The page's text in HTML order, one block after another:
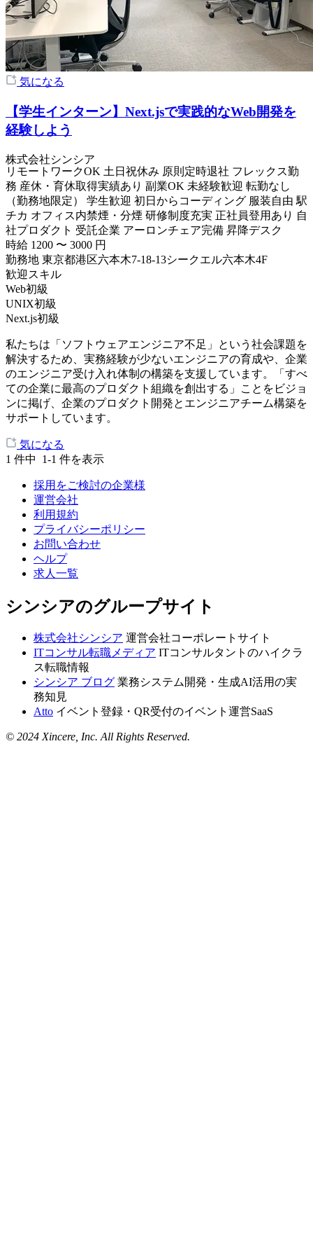
気になる
【学生インターン】Next.jsで実践的なWeb開発を
経験しよう
株式会社シンシア
リモートワークOK 土日祝休み 原則定時退社 フレックス勤
務 産休・育休取得実績あり 副業OK 未経験歓迎 転勤なし
（勤務地限定） 学生歓迎 初日からコーディング 服装自由 駅
チカ オフィス内禁煙・分煙 研修制度充実 正社員登用あり 自
社プロダクト 受託企業 アーロンチェア完備 昇降デスク
時給 1200 〜 3000 円
勤務地 東京都港区六本木7-18-13シークエル六本木4F
歓迎スキル
Web初級
UNIX初級
Next.js初級
私たちは「ソフトウェアエンジニア不足」という社会課題を
解決するため、実務経験が少ないエンジニアの育成や、企業
のエンジニア受け入れ体制の構築を支援しています。「すべ
ての企業に最高のプロダクト組織を創出する」ことをビジョ
ンに掲げ、企業のプロダクト開発とエンジニアチーム構築を
サポートしています。
気になる
1 件中 1-1 件を表示
採用をご検討の企業様
運営会社
利用規約
プライバシーポリシー
お問い合わせ
ヘルプ
求人一覧
シンシアのグループサイト
株式会社シンシア 運営会社コーポレートサイト
ITコンサル転職メディア ITコンサルタントのハイクラ
ス転職情報
シンシア ブログ 業務システム開発・生成AI活用の実
務知見
Atto イベント登録・QR受付のイベント運営SaaS
© 2024 Xincere, Inc. All Rights Reserved.